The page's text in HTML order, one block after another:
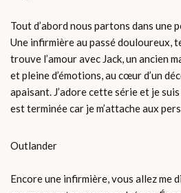
Tout d’abord nous partons dans une
Une infirmière au passé douloureux,
trouve l’amour avec Jack, un ancien
et pleine d’émotions, au cœur d’un
apaisant. J’adore cette série et je
est terminée car je m’attache aux
Outlander
Encore une infirmière, vous allez me